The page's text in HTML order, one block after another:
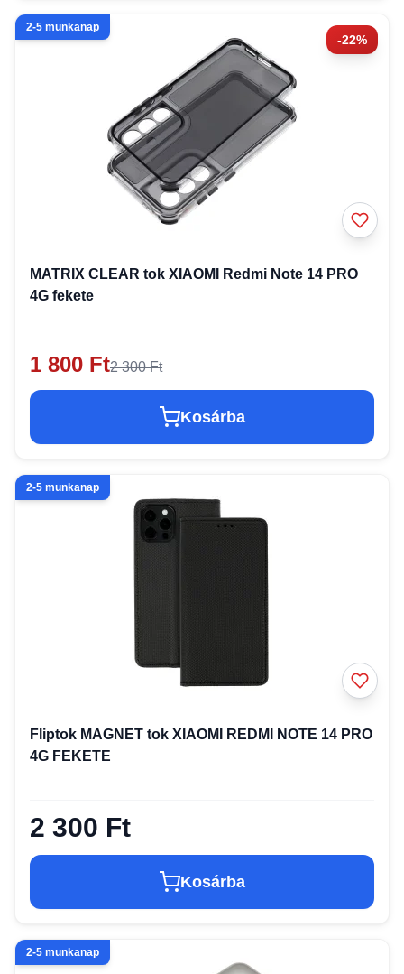
-22%
2-5 munkanap
MATRIX CLEAR tok XIAOMI Redmi Note 14 PRO
4G fekete
1 800 Ft2 300 Ft
Kosárba
2-5 munkanap
Fliptok MAGNET tok XIAOMI REDMI NOTE 14 PRO
4G FEKETE
2 300 Ft
Kosárba
2-5 munkanap